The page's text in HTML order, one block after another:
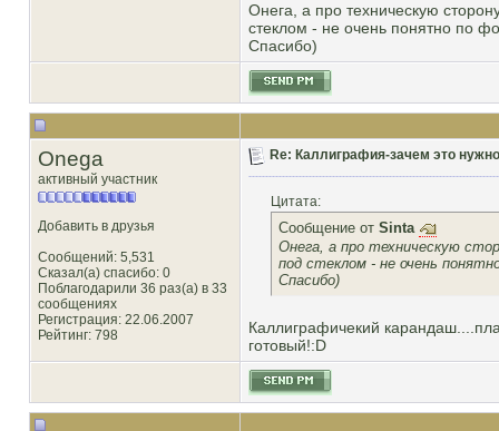
Онега, а про техническую
стеклом - не очень понятно по
Спасибо)
Onega
активный участник
Добавить в друзья
Сообщений: 5,531
Сказал(а) спасибо: 0
Поблагодарили 36 раз(а) в 33
сообщениях
Регистрация: 22.06.2007
Рейтинг: 798
Re: Каллиграфия-зачем это
Цитата:
Сообщение от Sinta
Онега, а про техническую
под стеклом - не очень
Спасибо)
Каллиграфичекий
готовый!:D